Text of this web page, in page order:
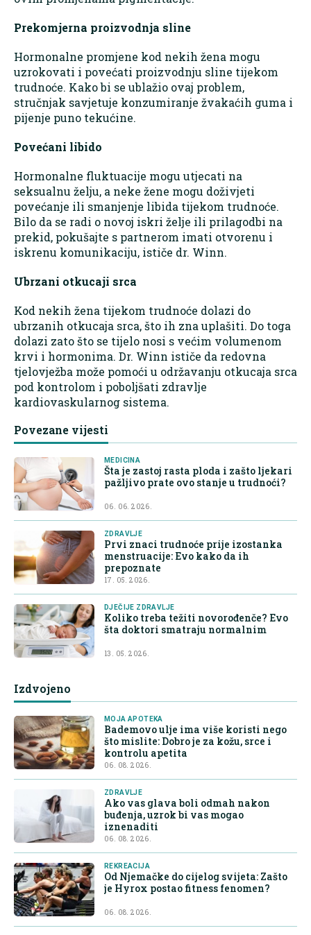
Prekomjerna proizvodnja sline
Hormonalne promjene kod nekih žena mogu
uzrokovati i povećati proizvodnju sline tijekom
trudnoće. Kako bi se ublažio ovaj problem,
stručnjak savjetuje konzumiranje žvakaćih guma i
pijenje puno tekućine.
Povećani libido
Hormonalne fluktuacije mogu utjecati na
seksualnu želju, a neke žene mogu doživjeti
povećanje ili smanjenje libida tijekom trudnoće.
Bilo da se radi o novoj iskri želje ili prilagodbi na
prekid, pokušajte s partnerom imati otvorenu i
iskrenu komunikaciju, ističe dr. Winn.
Ubrzani otkucaji srca
Kod nekih žena tijekom trudnoće dolazi do
ubrzanih otkucaja srca, što ih zna uplašiti. Do toga
dolazi zato što se tijelo nosi s većim volumenom
krvi i hormonima. Dr. Winn ističe da redovna
tjelovježba može pomoći u održavanju otkucaja srca
pod kontrolom i poboljšati zdravlje
kardiovaskularnog sistema.
Povezane vijesti
MEDICINA
Šta je zastoj rasta ploda i zašto ljekari
pažljivo prate ovo stanje u trudnoći?
06. 06. 2026.
ZDRAVLJE
Prvi znaci trudnoće prije izostanka
menstruacije: Evo kako da ih
prepoznate
17. 05. 2026.
DJEČIJE ZDRAVLJE
Koliko treba težiti novorođenče? Evo
šta doktori smatraju normalnim
13. 05. 2026.
Izdvojeno
MOJA APOTEKA
Bademovo ulje ima više koristi nego
što mislite: Dobro je za kožu, srce i
kontrolu apetita
06. 08. 2026.
ZDRAVLJE
Ako vas glava boli odmah nakon
buđenja, uzrok bi vas mogao
iznenaditi
06. 08. 2026.
REKREACIJA
Od Njemačke do cijelog svijeta: Zašto
je Hyrox postao fitness fenomen?
06. 08. 2026.